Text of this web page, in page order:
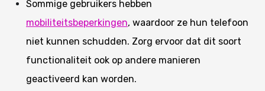
Sommige gebruikers hebben
mobiliteitsbeperkingen, waardoor ze hun telefoon
niet kunnen schudden. Zorg ervoor dat dit soort
functionaliteit ook op andere manieren
geactiveerd kan worden.